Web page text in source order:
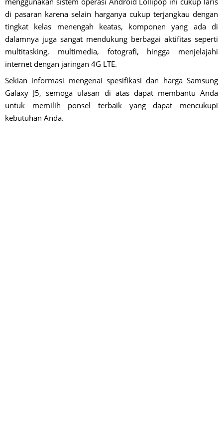
di pasaran karena selain harganya cukup terjangkau dengan
tingkat kelas menengah keatas, komponen yang ada di
dalamnya juga sangat mendukung berbagai aktifitas seperti
multitasking, multimedia, fotografi, hingga menjelajahi
internet dengan jaringan 4G LTE.
Sekian informasi mengenai spesifikasi dan harga Samsung
Galaxy J5, semoga ulasan di atas dapat membantu Anda
untuk memilih ponsel terbaik yang dapat mencukupi
kebutuhan Anda.